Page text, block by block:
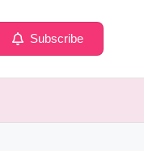
Subscribe